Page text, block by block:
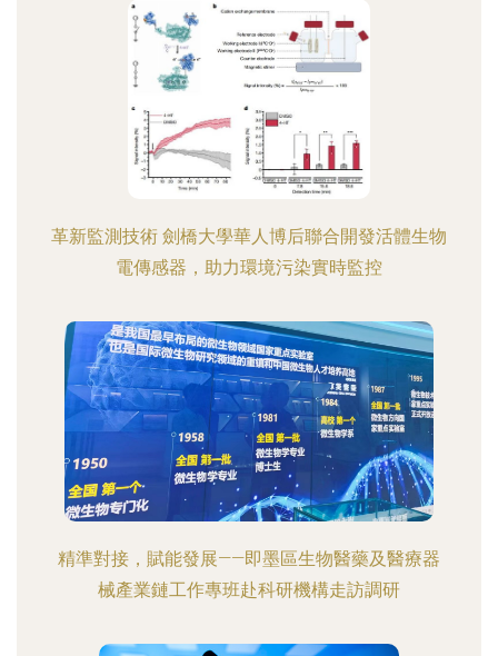
革新監測技術 劍橋大學華人博后聯合開發活體生物
電傳感器，助力環境污染實時監控
精準對接，賦能發展——即墨區生物醫藥及醫療器
械產業鏈工作專班赴科研機構走訪調研